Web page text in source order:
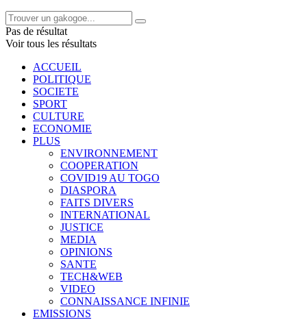
Pas de résultat
Voir tous les résultats
ACCUEIL
POLITIQUE
SOCIETE
SPORT
CULTURE
ECONOMIE
PLUS
ENVIRONNEMENT
COOPERATION
COVID19 AU TOGO
DIASPORA
FAITS DIVERS
INTERNATIONAL
JUSTICE
MEDIA
OPINIONS
SANTE
TECH&WEB
VIDEO
CONNAISSANCE INFINIE
EMISSIONS